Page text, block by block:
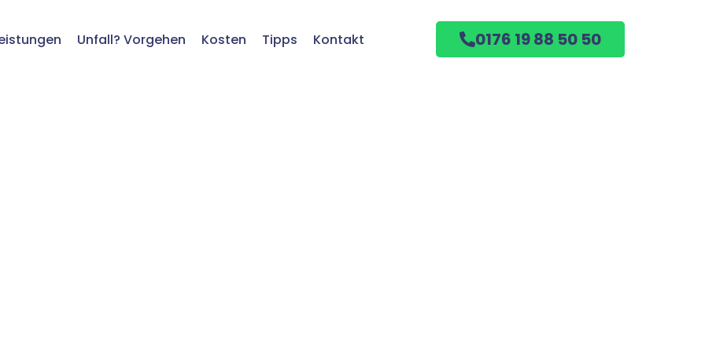
Unfall? Vorgehen Kosten Tipps Kontakt 0176 19 88 50 50